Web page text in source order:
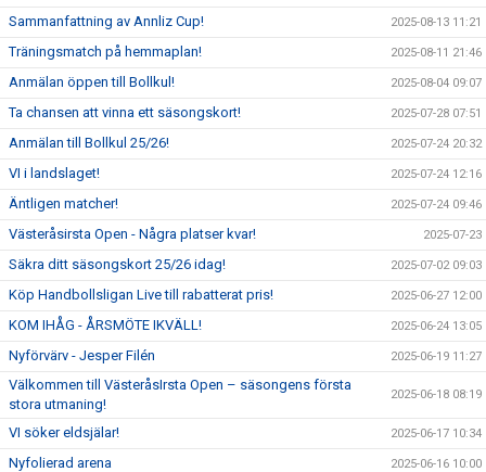
Sammanfattning av Annliz Cup! 2025-08-13 11:21
Träningsmatch på hemmaplan! 2025-08-11 21:46
Anmälan öppen till Bollkul! 2025-08-04 09:07
Ta chansen att vinna ett säsongskort! 2025-07-28 07:51
Anmälan till Bollkul 25/26! 2025-07-24 20:32
VI i landslaget! 2025-07-24 12:16
Äntligen matcher! 2025-07-24 09:46
Västeråsirsta Open - Några platser kvar! 2025-07-23
Säkra ditt säsongskort 25/26 idag! 2025-07-02 09:03
Köp Handbollsligan Live till rabatterat pris! 2025-06-27 12:00
KOM IHÅG - ÅRSMÖTE IKVÄLL! 2025-06-24 13:05
Nyförvärv - Jesper Filén 2025-06-19 11:27
Välkommen till VästeråsIrsta Open – säsongens första
stora utmaning!
2025-06-18 08:19
VI söker eldsjälar! 2025-06-17 10:34
Nyfolierad arena 2025-06-16 10:00